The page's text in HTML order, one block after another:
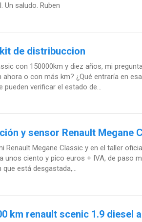
Un saludo. Ruben
de distribuccion
con 150000km y diez años, mi
o con más km? ¿Qué entraría en
pueden verificar el estado de...
y sensor Renault Megane
Renault Megane Classic y en el taller
unos ciento y pico euros + IVA, de paso
está desgastada,...
km renault scenic 1.9 diesel